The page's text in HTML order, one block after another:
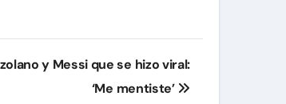
y Messi que se hizo viral:
‘Me mentiste’